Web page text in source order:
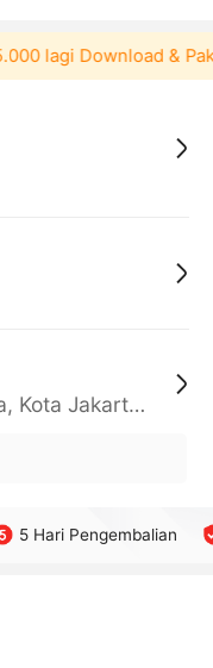
lagi Download &
Daerah Khusus Ibukota Jakarta, Kota Jakarta Barat, Cengkareng, yy
5 Hari Pengembalian